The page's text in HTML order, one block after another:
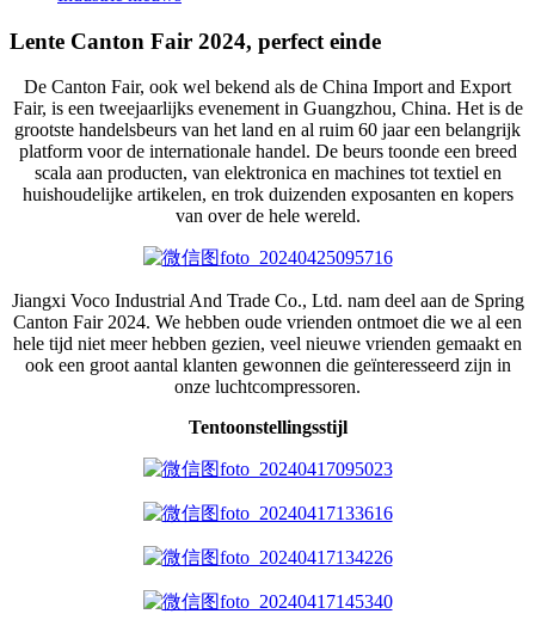
Lente Canton Fair 2024, perfect einde
De Canton Fair, ook wel bekend als de China Import and Export
Fair, is een tweejaarlijks evenement in Guangzhou, China. Het is de
grootste handelsbeurs van het land en al ruim 60 jaar een belangrijk
platform voor de internationale handel. De beurs toonde een breed
scala aan producten, van elektronica en machines tot textiel en
huishoudelijke artikelen, en trok duizenden exposanten en kopers
van over de hele wereld.
Jiangxi Voco Industrial And Trade Co., Ltd. nam deel aan de Spring
Canton Fair 2024. We hebben oude vrienden ontmoet die we al een
hele tijd niet meer hebben gezien, veel nieuwe vrienden gemaakt en
ook een groot aantal klanten gewonnen die geïnteresseerd zijn in
onze luchtcompressoren.
Tentoonstellingsstijl